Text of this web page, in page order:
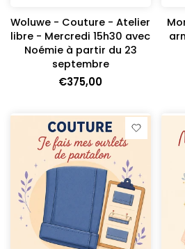
Woluwe - Couture - Atelier
libre - Mercredi 15h30 avec
Noémie à partir du 23
septembre
€375,00